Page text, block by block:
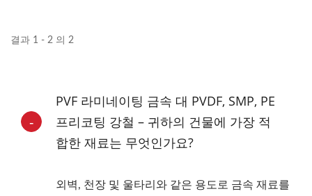
결과 1 - 2 의 2
PVF 라미네이팅 금속 대 PVDF, SMP, PE
프리코팅 강철 – 귀하의 건물에 가장 적
합한 재료는 무엇인가요?
외벽, 천장 및 울타리와 같은 용도로 금속 재료를